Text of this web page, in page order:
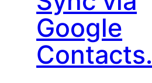
Google
Contacts.